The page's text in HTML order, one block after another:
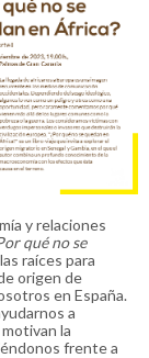
y relaciones
qué no se
raíces para
origen de
en España.
a
la
frente a